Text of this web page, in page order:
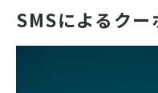
SMSによるク